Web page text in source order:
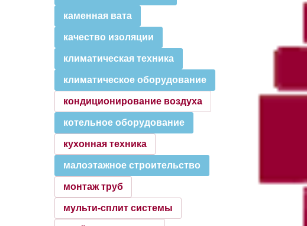
каменная вата
качество изоляции
климатическая техника
климатическое оборудование
кондиционирование воздуха
котельное оборудование
кухонная техника
малоэтажное строительство
монтаж труб
мульти-сплит системы